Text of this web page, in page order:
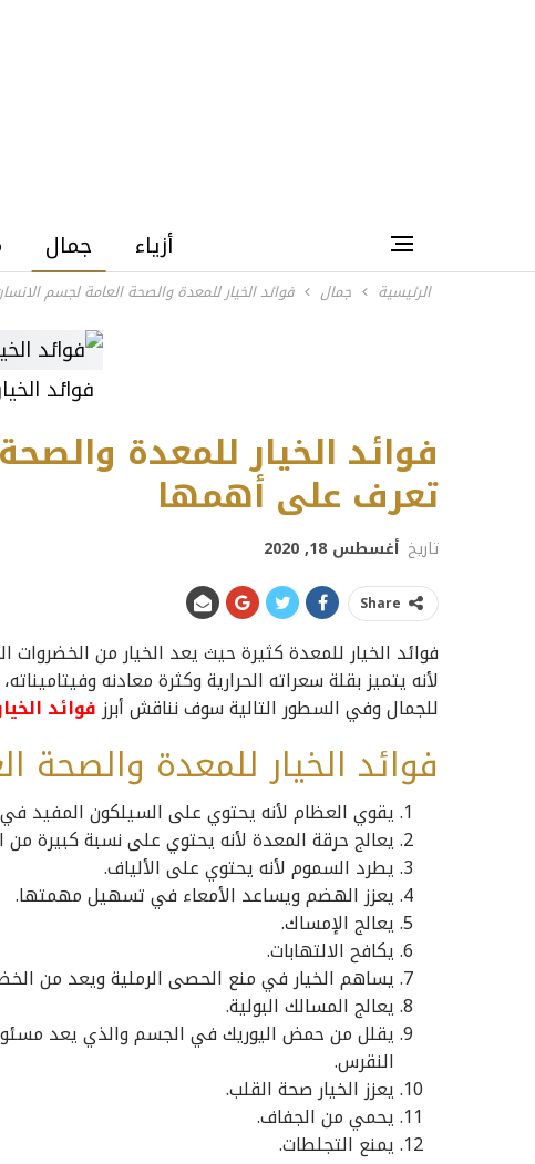
أزياء جمال
الرئيسية جمال فوائد الخيار للمعدة والصحة العامة لجسم
فوائد
فوائد الخيار للمعدة
تعرف على أهمها
تاريخ أغسطس 18, 2020
Share
فوائد الخيار للمعدة كثيرة حيث يعد الخيار من
لأنه يتميز بقلة سعراته الحرارية وكثرة معادنه
للجمال وفي السطور التالية سوف نناقش أبرزفوائد
فوائد الخيار للمعدة والصحة
يقوي العظام لأنه يحتوي على السيلكون المفيد
يعالج حرقة المعدة لأنه يحتوي على نسبة كبيرة من
يطرد السموم لأنه يحتوي على الألياف.
يعزز الهضم ويساعد الأمعاء في تسهيل مهمتها.
يعالج الإمساك.
يكافح الالتهابات.
يساهم الخيار في منع الحصى الرملية ويعد من
يعالج المسالك البولية.
يقلل من حمض اليوريك في الجسم والذي يعد
النقرس.
يعزز الخيار صحة القلب.
يحمي من الجفاف.
يمنع التجلطات.